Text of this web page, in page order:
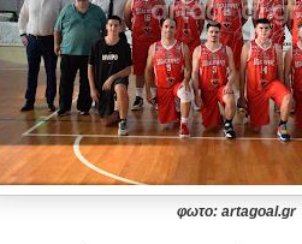
φωτο: artagoal.gr